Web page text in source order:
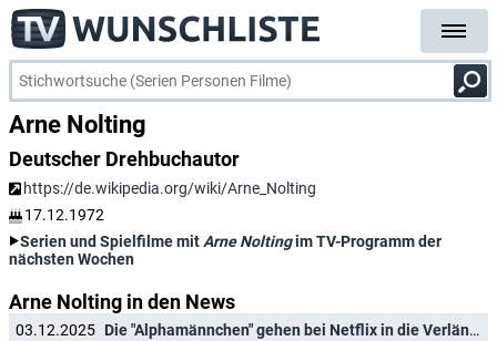
Arne Nolting
Deutscher Drehbuchautor
https://de.wikipedia.org/wiki/Arne_Nolting
17.12.1972
Serien und Spielfilme mit Arne Noltingim TV-Programm der
nächsten Wochen
Arne Nolting in den News
03.12.2025
Die "Alphamännchen" gehen bei Netflix in die Verlängerung